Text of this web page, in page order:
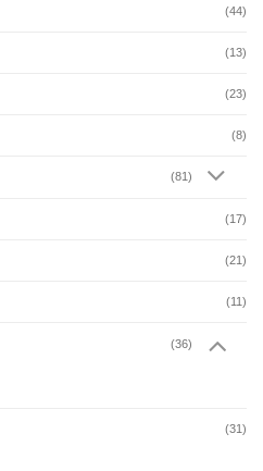
(44)
(13)
(23)
(8)
(81)
(17)
(21)
(11)
(36)
(31)